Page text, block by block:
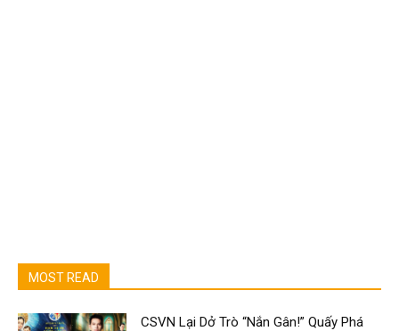
MOST READ
CSVN Lại Dở Trò “Nắn Gân!” Quấy Phá